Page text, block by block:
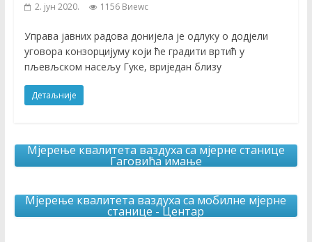
2. јун 2020. 1156 Виеwс
Управа јавних радова донијела је одлуку о додјели
уговора конзорцијуму који ће градити вртић у
пљевљском насељу Гуке, вриједан близу
Детаљније
Мјерење квалитета ваздуха са мјерне станице
Гаговића имање
Мјерење квалитета ваздуха са мобилне мјерне
станице - Центар